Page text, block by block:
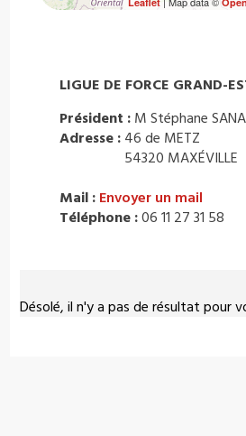
Désolé, il n'y a pas de résultat pour
LIGUE DE FORCE GRAND-
Président : M Stéphane SANA
Adresse : 46 de METZ
54320 MAXÉVILLE
Mail : Envoyer un mail
Téléphone :06 11 27 31 58